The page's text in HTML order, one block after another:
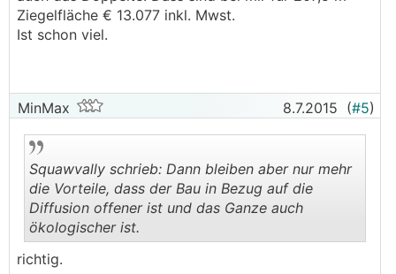
Ziegelfläche € 13.077 inkl. Mwst.
Ist schon viel.
MinMax 8.7.2015 (#5)
..
Squawvally schrieb: Dann bleiben aber nur mehr
die Vorteile, dass der Bau in Bezug auf die
Diffusion offener ist und das Ganze auch
ökologischer ist.
richtig.